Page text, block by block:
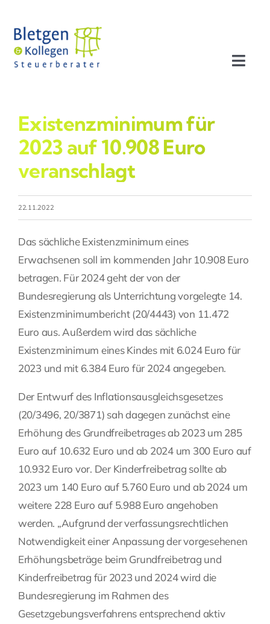
Inhalt
springen
Profil
Leistungen
Team
Stellenangebote
Fragen Sie Ihre Kanzlei
Kontakt
Existenzminimum für
2023 auf 10.908 Euro
veranschlagt
22.11.2022
Das sächliche Existenzminimum eines
Erwachsenen soll im kommenden Jahr 10.908 Euro
betragen. Für 2024 geht der von der
Bundesregierung als Unterrichtung vorgelegte 14.
Existenzminimumbericht (20/4443) von 11.472
Euro aus. Außerdem wird das sächliche
Existenzminimum eines Kindes mit 6.024 Euro für
2023 und mit 6.384 Euro für 2024 angegeben.
Der Entwurf des Inflationsausgleichsgesetzes
(20/3496, 20/3871) sah dagegen zunächst eine
Erhöhung des Grundfreibetrages ab 2023 um 285
Euro auf 10.632 Euro und ab 2024 um 300 Euro auf
10.932 Euro vor. Der Kinderfreibetrag sollte ab
2023 um 140 Euro auf 5.760 Euro und ab 2024 um
weitere 228 Euro auf 5.988 Euro angehoben
werden. „Aufgrund der verfassungsrechtlichen
Notwendigkeit einer Anpassung der vorgesehenen
Erhöhungsbeträge beim Grundfreibetrag und
Kinderfreibetrag für 2023 und 2024 wird die
Bundesregierung im Rahmen des
Gesetzgebungsverfahrens entsprechend aktiv